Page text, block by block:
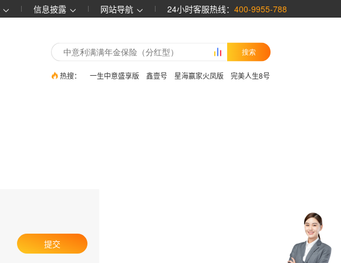
24小时客服热线： 400-9955-788
网站导航
信息披露
搜索
热搜： 一生中意盛享版 鑫壹号 星海赢家火凤版 完美人生8号
提交